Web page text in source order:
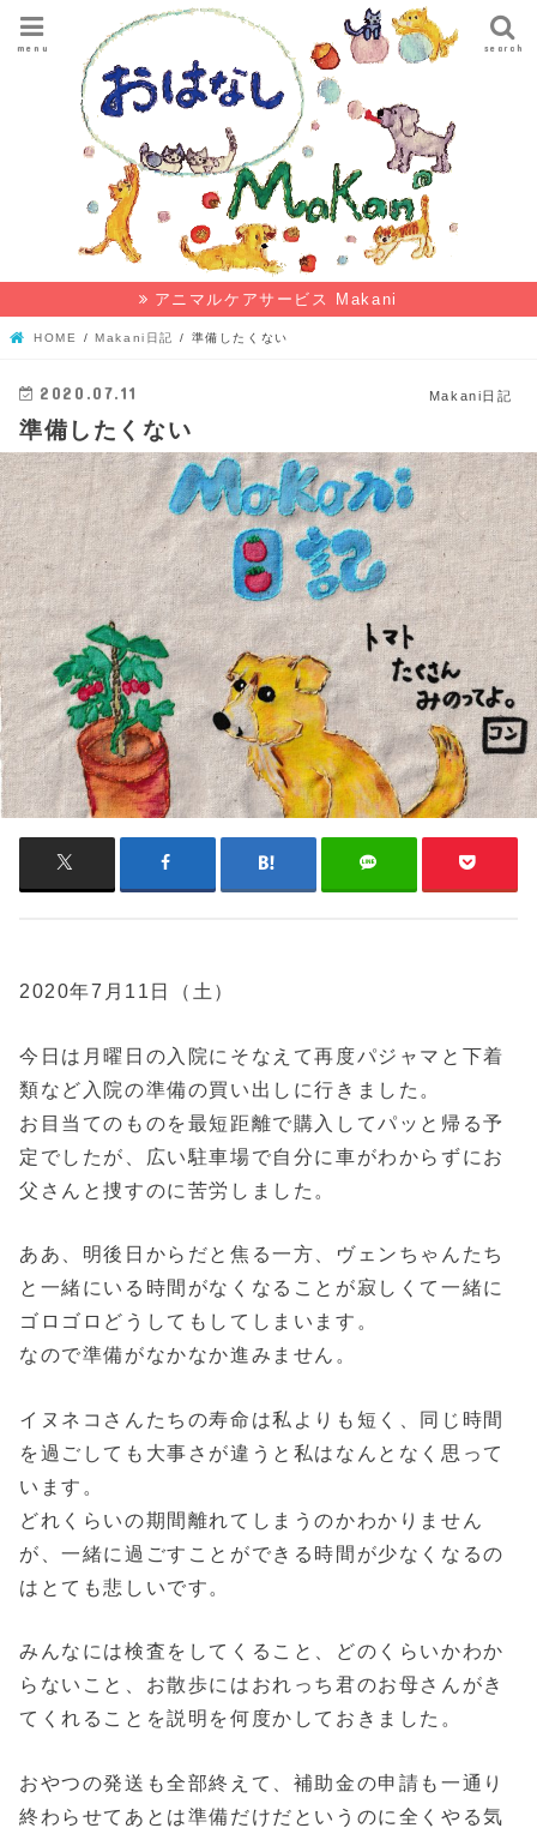
search
menu
アニマルケアサービス Makani
HOME Makani日記 準備したくない
Makani日記
2020.07.11
準備したくない
2020年7月11日（土）
今日は月曜日の入院にそなえて再度パジャマと下着
類など入院の準備の買い出しに行きました。
お目当てのものを最短距離で購入してパッと帰る予
定でしたが、広い駐車場で自分に車がわからずにお
父さんと捜すのに苦労しました。
ああ、明後日からだと焦る一方、ヴェンちゃんたち
と一緒にいる時間がなくなることが寂しくて一緒に
ゴロゴロどうしてもしてしまいます。
なので準備がなかなか進みません。
イヌネコさんたちの寿命は私よりも短く、同じ時間
を過ごしても大事さが違うと私はなんとなく思って
います。
どれくらいの期間離れてしまうのかわかりません
が、一緒に過ごすことができる時間が少なくなるの
はとても悲しいです。
みんなには検査をしてくること、どのくらいかわか
らないこと、お散歩にはおれっち君のお母さんがき
てくれることを説明を何度かしておきました。
おやつの発送も全部終えて、補助金の申請も一通り
終わらせてあとは準備だけだというのに全くやる気